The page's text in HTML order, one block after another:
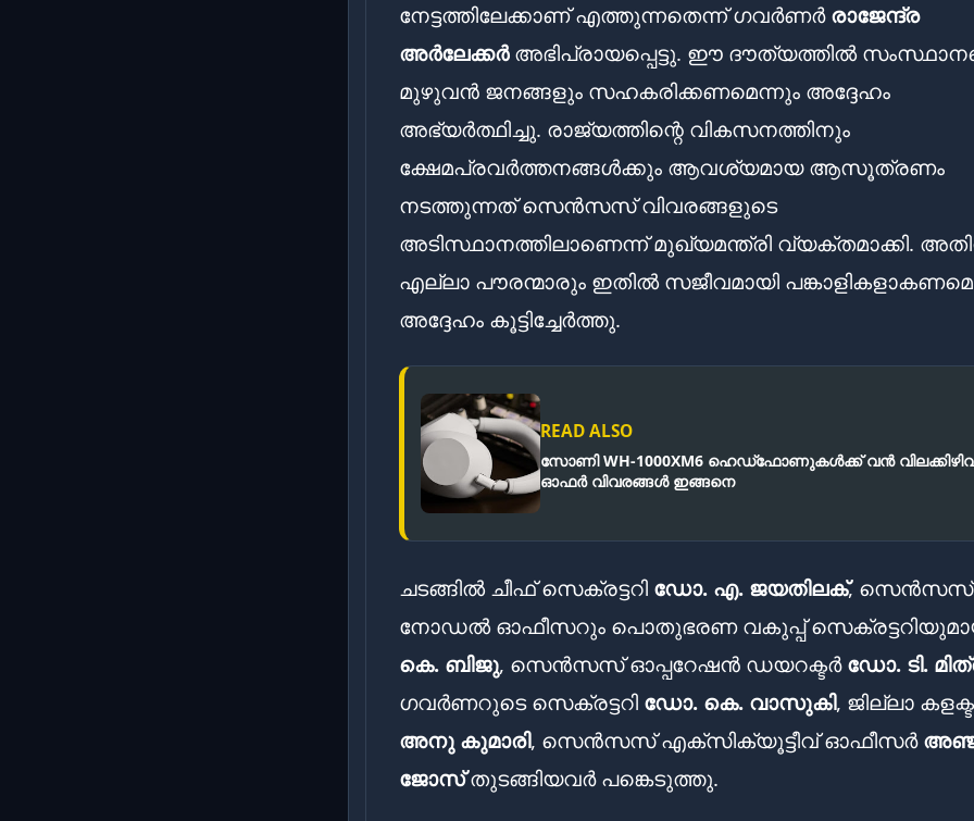
നേട്ടത്തിലേക്കാണ് എത്തുന്നതെന്ന് ഗവർണർ രാജേന്ദ്ര
അർലേക്കർഅഭിപ്രായപ്പെട്ടു. ഈ ദൗത്യത്തിൽ
മുഴുവൻ ജനങ്ങളും സഹകരിക്കണമെന്നും അദ്ദേഹം
അഭ്യർത്ഥിച്ചു. രാജ്യത്തിന്റെ വികസനത്തിനും
ക്ഷേമപ്രവർത്തനങ്ങൾക്കും ആവശ്യമായ ആസൂത്രണം
നടത്തുന്നത് സെൻസസ് വിവരങ്ങളുടെ
അടിസ്ഥാനത്തിലാണെന്ന് മുഖ്യമന്ത്രി വ്യക്തമാക്കി.
എല്ലാ പൗരന്മാരും ഇതിൽ സജീവമായി
അദ്ദേഹം കൂട്ടിച്ചേർത്തു.
READ ALSO
സോണി WH-1000XM6 ഹെഡ്‌ഫോണുകൾക്ക് വൻ
ഓഫർ വിവരങ്ങൾ ഇങ്ങനെ
ചടങ്ങിൽ ചീഫ് സെക്രട്ടറി ഡോ. എ. ജയതിലക്, സെൻസസ്
നോഡൽ ഓഫീസറും പൊതുഭരണ വകുപ്പ്
കെ. ബിജു, സെൻസസ് ഓപ്പറേഷൻ ഡയറക്ടർ ഡോ. ടി.
ഗവർണറുടെ സെക്രട്ടറി ഡോ. കെ. വാസുകി, ജില്ലാ
അനു കുമാരി, സെൻസസ് എക്സിക്യൂട്ടീവ് ഓഫീസർ
ജോസ്തുടങ്ങിയവർ പങ്കെടുത്തു.